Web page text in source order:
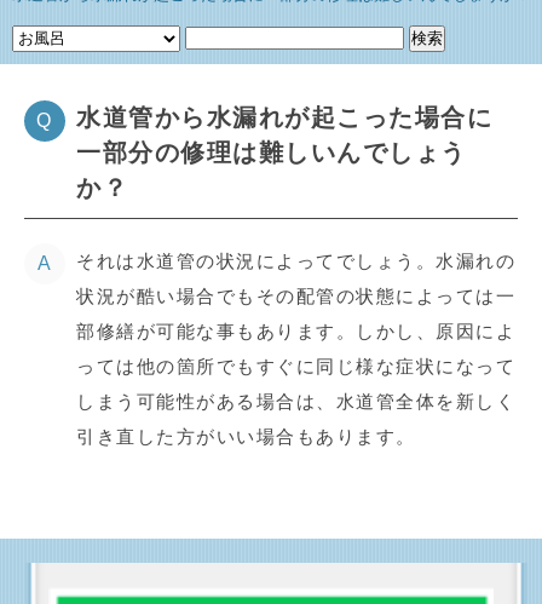
Q
水道管から水漏れが起こった場合に
一部分の修理は難しいんでしょう
か？
A
それは水道管の状況によってでしょう。水漏れの
状況が酷い場合でもその配管の状態によっては一
部修繕が可能な事もあります。しかし、原因によ
っては他の箇所でもすぐに同じ様な症状になって
しまう可能性がある場合は、水道管全体を新しく
引き直した方がいい場合もあります。